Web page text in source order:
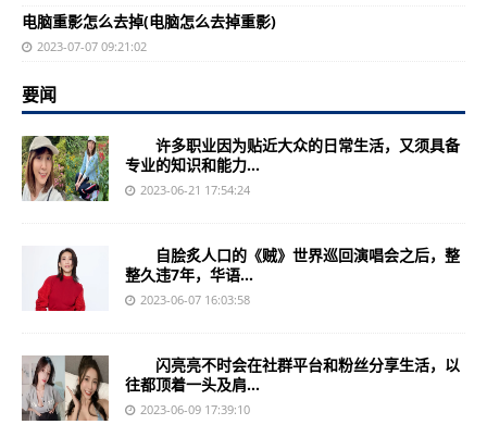
电脑重影怎么去掉(电脑怎么去掉重影)
2023-07-07 09:21:02
要闻
许多职业因为贴近大众的日常生活，又须具备
专业的知识和能力...
2023-06-21 17:54:24
自脍炙人口的《贼》世界巡回演唱会之后，整
整久违7年，华语...
2023-06-07 16:03:58
闪亮亮不时会在社群平台和粉丝分享生活，以
往都顶着一头及肩...
2023-06-09 17:39:10